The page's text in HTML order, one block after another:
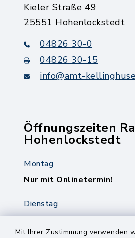
Mit Ihrer Zustimmung verwenden
Kieler Straße 49
25551 Hohenlockstedt
04826 30-0
04826 30-15
info@amt-
Öffnungszeiten
Hohenlockstedt
Montag
Nur mit Onlinetermin!
Dienstag
8.00-12.00 Uhr
14.00-18.00 Uhr